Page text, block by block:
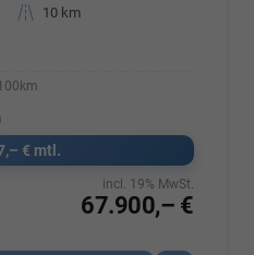
Kilometerstand
10 km
€ mtl.
67.900,– €
incl. 19% MwSt.